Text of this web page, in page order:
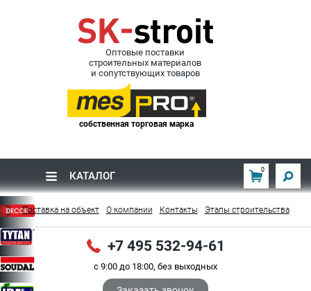
Оптовые поставки
строительных материалов
и сопутствующих товаров
собственная торговая марка
КАТАЛОГ 0
Поставка на объект О компании Контакты Этапы строительства
+7 495 532-94-61
с 9:00 до 18:00, без выходных